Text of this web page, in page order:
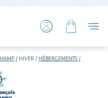
HIVER
HÉBERGEMENTS